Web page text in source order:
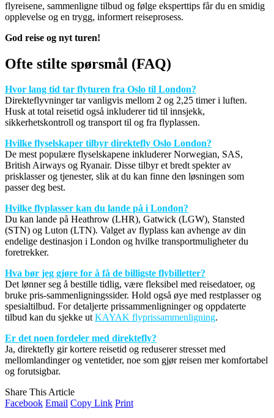
flyreisene, sammenligne tilbud og følge eksperttips får du en smidig
opplevelse og en trygg, informert reiseprosess.
God reise og nyt turen!
Ofte stilte spørsmål (FAQ)
Hvor lang tid tar flyturen fra Oslo til London?
Direkteflyvninger tar vanligvis mellom 2 og 2,25 timer i luften.
Husk at total reisetid også inkluderer tid til innsjekk,
sikkerhetskontroll og transport til og fra flyplassen.
Hvilke flyselskaper tilbyr direktefly Oslo London?
De mest populære flyselskapene inkluderer Norwegian, SAS,
British Airways og Ryanair. Disse tilbyr et bredt spekter av
prisklasser og tjenester, slik at du kan finne den løsningen som
passer deg best.
Hvilke flyplasser kan du lande på i London?
Du kan lande på Heathrow (LHR), Gatwick (LGW), Stansted
(STN) og Luton (LTN). Valget av flyplass kan avhenge av din
endelige destinasjon i London og hvilke transportmuligheter du
foretrekker.
Hva bør jeg gjøre for å få de billigste flybilletter?
Det lønner seg å bestille tidlig, være fleksibel med reisedatoer, og
bruke pris-sammenligningssider. Hold også øye med restplasser og
spesialtilbud. For detaljerte prissammenligninger og oppdaterte
tilbud kan du sjekke utKAYAK flyprissammenligning.
Er det noen fordeler med direktefly?
Ja, direktefly gir kortere reisetid og reduserer stresset med
mellomlandinger og ventetider, noe som gjør reisen mer komfortabel
og forutsigbar.
Share This Article
Facebook Email Copy Link Print